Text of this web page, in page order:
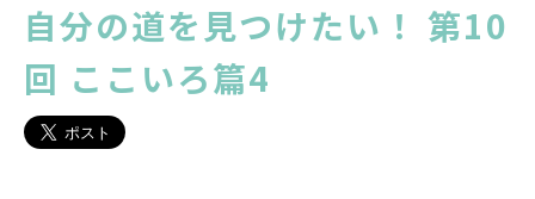
自分の道を見つけたい！ 第10
回 ここいろ篇4